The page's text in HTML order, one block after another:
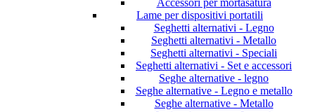
Lame per dispositivi portatili
Seghetti alternativi - Legno
Seghetti alternativi - Metallo
Seghetti alternativi - Speciali
Seghetti alternativi - Set e accessori
Seghe alternative - legno
Seghe alternative - Legno e metallo
Seghe alternative - Metallo